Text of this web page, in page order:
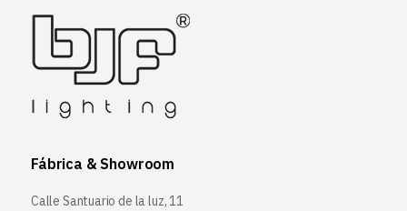
Fábrica & Showroom
Calle Santuario de la luz, 11